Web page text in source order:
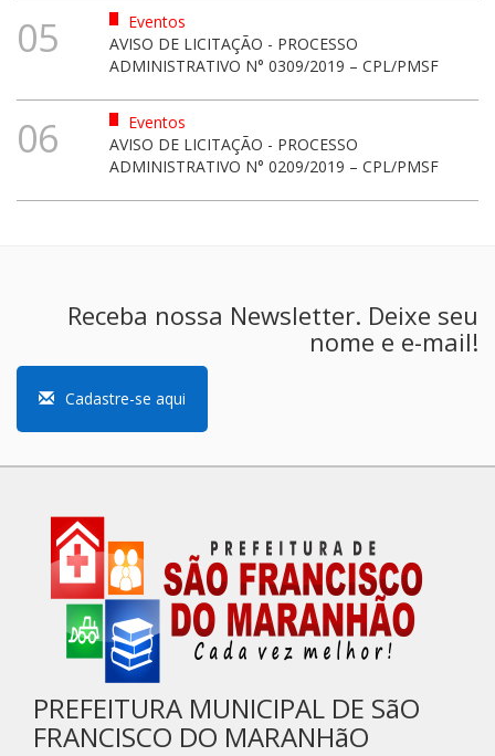
05
Eventos
AVISO DE LICITAÇÃO - PROCESSO
ADMINISTRATIVO N° 0309/2019 – CPL/PMSF
06
Eventos
AVISO DE LICITAÇÃO - PROCESSO
ADMINISTRATIVO N° 0209/2019 – CPL/PMSF
Receba nossa Newsletter. Deixe seu
nome e e-mail!
Cadastre-se aqui
PREFEITURA MUNICIPAL DE SãO
FRANCISCO DO MARANHãO